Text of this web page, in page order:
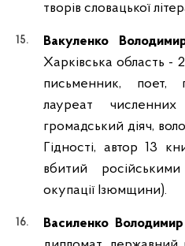
творів словацької
Вакуленко
Харківська область -
письменник, поет,
лауреат численних
громадський діяч,
Гідності, автор 13
вбитий
окупації Ізюмщини).
Василенко Володимир